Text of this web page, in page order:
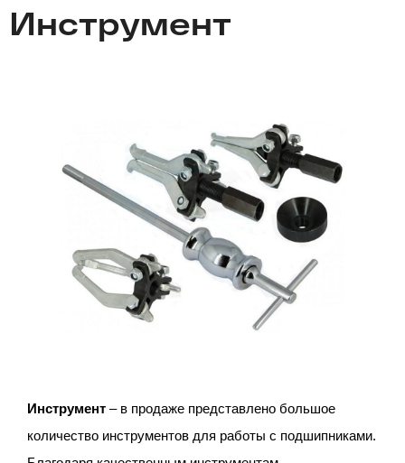
Инструмент
Инструмент – в продаже представлено большое
количество инструментов для работы с подшипниками.